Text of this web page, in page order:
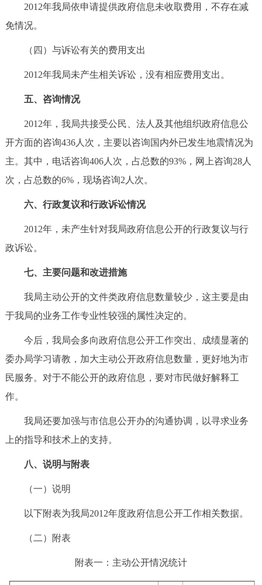
2012年我局依申请提供政府信息未收取费用，不存在减
免情况。
（四）与诉讼有关的费用支出
2012年我局未产生相关诉讼，没有相应费用支出。
五、咨询情况
2012年，我局共接受公民、法人及其他组织政府信息公
开方面的咨询436人次，主要以咨询国内外已发生地震情况为
主。其中，电话咨询406人次，占总数的93%，网上咨询28人
次，占总数的6%，现场咨询2人次。
六、行政复议和行政诉讼情况
2012年，未产生针对我局政府信息公开的行政复议与行
政诉讼。
七、主要问题和改进措施
我局主动公开的文件类政府信息数量较少，这主要是由
于我局的业务工作专业性较强的属性决定的。
今后，我局会多向政府信息公开工作突出、成绩显著的
委办局学习请教，加大主动公开政府信息数量，更好地为市
民服务。对于不能公开的政府信息，要对市民做好解释工
作。
我局还要加强与市信息公开办的沟通协调，以寻求业务
上的指导和技术上的支持。
八、说明与附表
（一）说明
以下附表为我局2012年度政府信息公开工作相关数据。
（二）附表
附表一：主动公开情况统计